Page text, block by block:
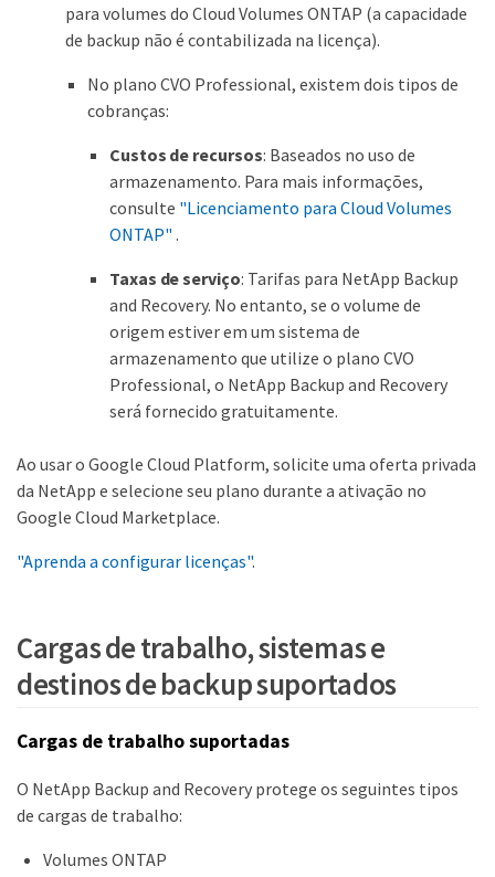
para volumes do Cloud Volumes ONTAP (a capacidade
de backup não é contabilizada na licença).
No plano CVO Professional, existem dois tipos de
cobranças:
Custos de recursos: Baseados no uso de
armazenamento. Para mais informações,
consulte "Licenciamento para Cloud Volumes
ONTAP" .
Taxas de serviço: Tarifas para NetApp Backup
and Recovery. No entanto, se o volume de
origem estiver em um sistema de
armazenamento que utilize o plano CVO
Professional, o NetApp Backup and Recovery
será fornecido gratuitamente.
Ao usar o Google Cloud Platform, solicite uma oferta privada
da NetApp e selecione seu plano durante a ativação no
Google Cloud Marketplace.
"Aprenda a configurar licenças".
Cargas de trabalho, sistemas e
destinos de backup suportados
Cargas de trabalho suportadas
O NetApp Backup and Recovery protege os seguintes tipos
de cargas de trabalho:
Volumes ONTAP